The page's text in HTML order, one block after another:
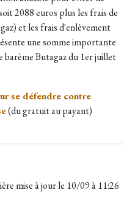
2088 euros plus les frais de
et les frais d'enlèvement
une somme importante
barème Butagaz du 1er juillet
se défendre contre
(du gratuit au payant)
mise à jour le 10/09 à 11:26